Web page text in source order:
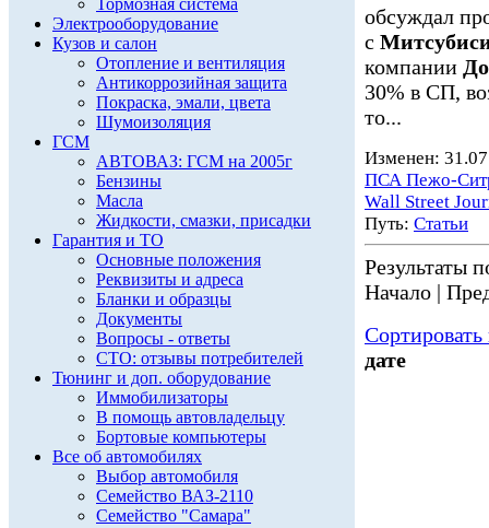
Тормозная система
Электрооборудование
Кузов и салон
Отопление и вентиляция
Антикоррозийная защита
Покраска, эмали, цвета
Шумоизоляция
ГСМ
АВТОВАЗ: ГСМ на 2005г
Бензины
Масла
Жидкости, смазки, присадки
Гарантия и ТО
Основные положения
Реквизиты и адреса
Бланки и образцы
Документы
Вопросы - ответы
СТО: отзывы потребителей
Тюнинг и доп. оборудование
Иммобилизаторы
В помощь автовладельцу
Бортовые компьютеры
Все об автомобилях
Выбор автомобиля
Семейство ВАЗ-2110
Семейство "Самара"
обсуждал
с
компании
30% в СП,
то...
Изменен:
ПСА Пежо-
Wall Street
Путь: Статьи
Результаты
Начало |
дате